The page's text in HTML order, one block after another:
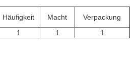
Häufigkeit Macht
Verpackung
1 1 1